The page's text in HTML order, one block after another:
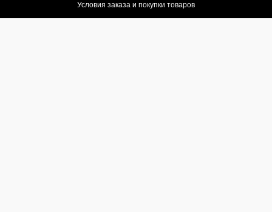
Условия заказа и покупки товаров